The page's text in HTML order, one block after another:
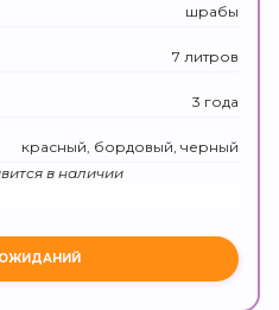
шрабы
7 литров
3 года
красный, бордовый, черный
в наличии